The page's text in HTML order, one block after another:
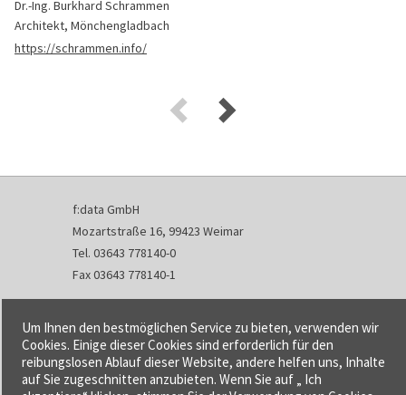
Dr.-Ing. Burkhard Schrammen
Architekt, Mönchengladbach
https://schrammen.info/
f:data GmbH
Mozartstraße 16, 99423 Weimar
Tel. 03643 778140-0
Fax 03643 778140-1
info@fdata.de
Kontakt
Impressum
Datenschutzerklärung
Um Ihnen den bestmöglichen Service zu bieten, verwenden wir
Cookies. Einige dieser Cookies sind erforderlich für den
reibungslosen Ablauf dieser Website, andere helfen uns, Inhalte
auf Sie zugeschnitten anzubieten. Wenn Sie auf „ Ich